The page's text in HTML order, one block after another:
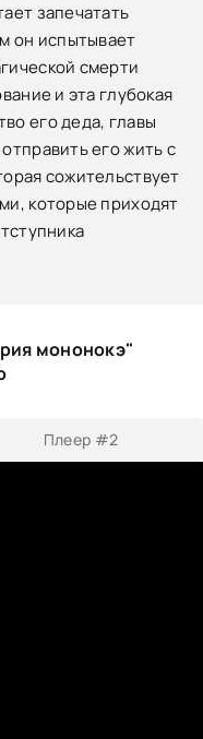
запечатать
он испытывает
смерти
и эта глубокая
его деда, главы
его жить с
сожительствует
которые приходят
мононокэ"
Плеер #2